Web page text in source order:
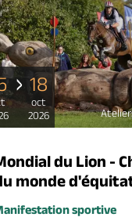
18
oct
2026
du Lion -
monde
sportive